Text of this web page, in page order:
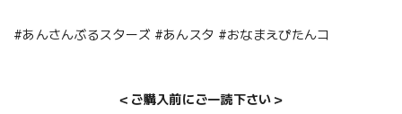
#あんさんぶるスターズ #あんスタ #おなまえぴたんコ
＜ご購入前にご一読下さい＞